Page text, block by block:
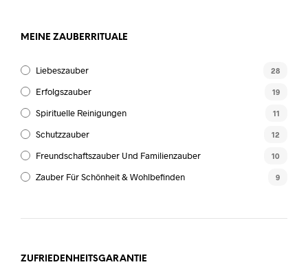
MEINE ZAUBERRITUALE
Liebeszauber 28
Erfolgszauber 19
Spirituelle Reinigungen 11
Schutzzauber 12
Freundschaftszauber Und Familienzauber 10
Zauber Für Schönheit & Wohlbefinden 9
ZUFRIEDENHEITSGARANTIE